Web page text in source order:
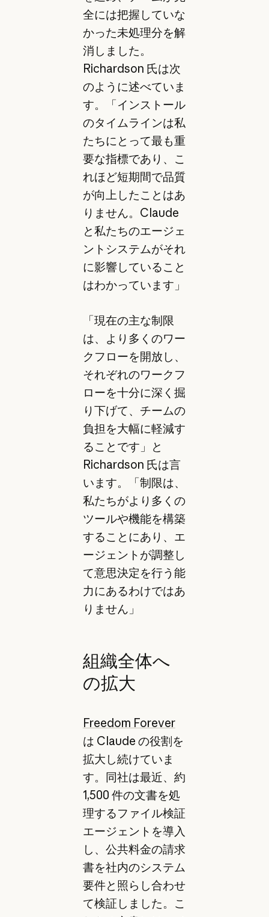
全には把握していな
かった未処理分を解
消しました。
Richardson 氏は次
のように述べていま
す。「インストール
のタイムラインは私
たちにとって最も重
要な指標であり、こ
れほど短期間で品質
が向上したことはあ
りません。Claude
と私たちのエージェ
ントシステムがそれ
に影響していること
はわかっています」
「現在の主な制限
は、より多くのワー
クフローを開放し、
それぞれのワークフ
ローを十分に深く掘
り下げて、チームの
負担を大幅に軽減す
ることです」と
Richardson 氏は言
います。「制限は、
私たちがより多くの
ツールや機能を構築
することにあり、エ
ージェントが調整し
て意思決定を行う能
力にあるわけではあ
りません」
組織全体へ
の拡大
Freedom Forever
は Claude の役割を
拡大し続けていま
す。同社は最近、約
1,500 件の文書を処
理するファイル検証
エージェントを導入
し、公共料金の請求
書を社内のシステム
要件と照らし合わせ
て検証しました。こ